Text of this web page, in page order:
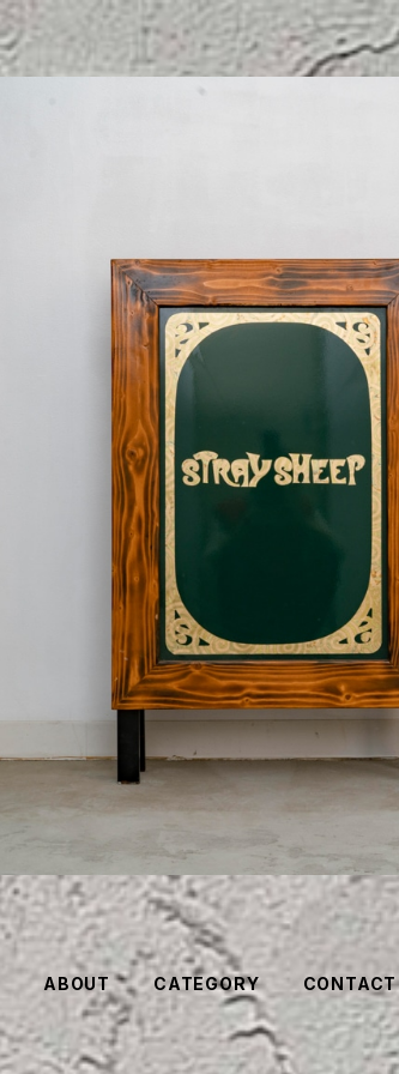
ABOUT CATEGORY CONTACT